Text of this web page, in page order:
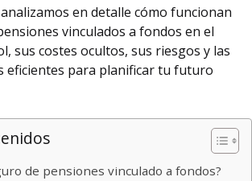
en detalle cómo funcionan
vinculados a fondos en el
sus costes ocultos, sus riesgos y las
eficientes para planificar tu futuro
de pensiones vinculado a fondos?